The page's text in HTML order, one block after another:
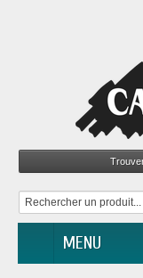
MENU